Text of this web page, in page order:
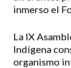
inmerso el
La IX
Indígena
organismo